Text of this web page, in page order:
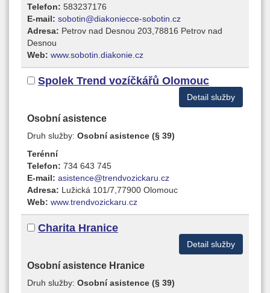
Telefon: 583237176
E-mail: sobotin@diakoniecce-sobotin.cz
Adresa: Petrov nad Desnou 203,78816 Petrov nad
Desnou
Web: www.sobotin.diakonie.cz
Spolek Trend vozíčkářů Olomouc
Detail služby
Osobní asistence
Druh služby: Osobní asistence (§ 39)
Terénní
Telefon: 734 643 745
E-mail: asistence@trendvozickaru.cz
Adresa: Lužická 101/7,77900 Olomouc
Web: www.trendvozickaru.cz
Charita Hranice
Detail služby
Osobní asistence Hranice
Druh služby: Osobní asistence (§ 39)